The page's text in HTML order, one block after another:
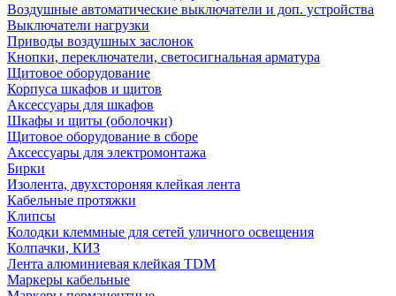
Воздушные автоматические выключатели и доп. устройства
Выключатели нагрузки
Приводы воздушных заслонок
Кнопки, переключатели, светосигнальная арматура
Щитовое оборудование
Корпуса шкафов и щитов
Аксессуары для шкафов
Шкафы и щиты (оболочки)
Щитовое оборудование в сборе
Аксессуары для электромонтажа
Бирки
Изолента, двухстороняя клейкая лента
Кабельные протяжки
Клипсы
Колодки клеммные для сетей уличного освещения
Колпачки, КИЗ
Лента алюминиевая клейкая TDM
Маркеры кабельные